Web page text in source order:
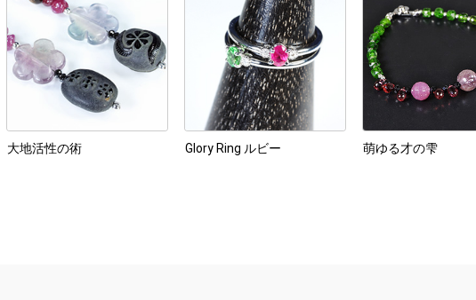
大地活性の術 Glory Ring ルビー 萌ゆる才の雫